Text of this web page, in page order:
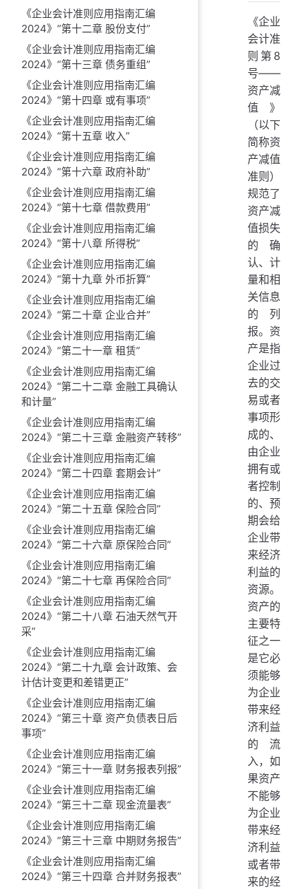
《企业会计准则应用指南汇编
2024》“第十二章 股份支付”
《企业会计准则应用指南汇编
2024》“第十三章 债务重组”
《企业会计准则应用指南汇编
2024》“第十四章 或有事项”
《企业会计准则应用指南汇编
2024》“第十五章 收入”
《企业会计准则应用指南汇编
2024》“第十六章 政府补助”
《企业会计准则应用指南汇编
2024》“第十七章 借款费用”
《企业会计准则应用指南汇编
2024》“第十八章 所得税”
《企业会计准则应用指南汇编
2024》“第十九章 外币折算”
《企业会计准则应用指南汇编
2024》“第二十章 企业合并”
《企业会计准则应用指南汇编
2024》“第二十一章 租赁”
《企业会计准则应用指南汇编
2024》“第二十二章 金融工具确认
和计量”
《企业会计准则应用指南汇编
2024》“第二十三章 金融资产转移”
《企业会计准则应用指南汇编
2024》“第二十四章 套期会计”
《企业会计准则应用指南汇编
2024》“第二十五章 保险合同”
《企业会计准则应用指南汇编
2024》“第二十六章 原保险合同”
《企业会计准则应用指南汇编
2024》“第二十七章 再保险合同”
《企业会计准则应用指南汇编
2024》“第二十八章 石油天然气开
采”
《企业会计准则应用指南汇编
2024》“第二十九章 会计政策、会
计估计变更和差错更正”
《企业会计准则应用指南汇编
2024》“第三十章 资产负债表日后
事项”
《企业会计准则应用指南汇编
2024》“第三十一章 财务报表列报”
《企业会计准则应用指南汇编
2024》“第三十二章 现金流量表”
《企业会计准则应用指南汇编
2024》“第三十三章 中期财务报告”
《企业会计准则应用指南汇编
2024》“第三十四章 合并财务报表”
《企业
会计准
则第8
号——
资产减
值》
（以下
简称资
产减值
准则）
规范了
资产减
值损失
的确
认、计
量和相
关信息
的列
报。资
产是指
企业过
去的交
易或者
事项形
成的、
由企业
拥有或
者控制
的、预
期会给
企业带
来经济
利益的
资源。
资产的
主要特
征之一
是它必
须能够
为企业
带来经
济利益
的流
入，如
果资产
不能够
为企业
带来经
济利益
或者带
来的经